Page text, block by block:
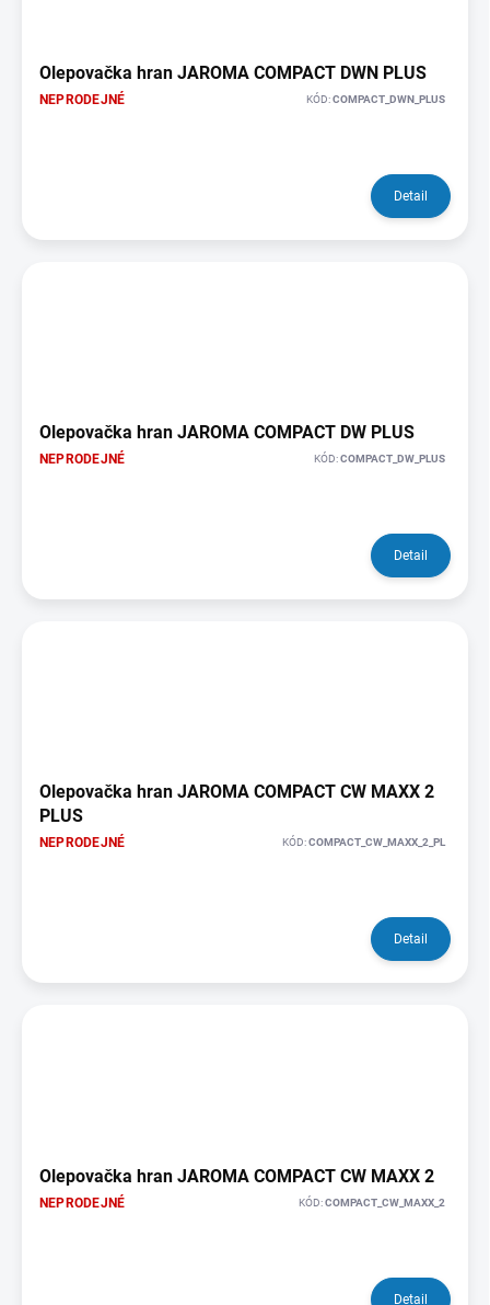
Olepovačka hran JAROMA COMPACT DWN PLUS
NEPRODEJNÉ KÓD:COMPACT_DWN_PLUS
Detail
Olepovačka hran JAROMA COMPACT DW PLUS
NEPRODEJNÉ KÓD:COMPACT_DW_PLUS
Detail
Olepovačka hran JAROMA COMPACT CW MAXX 2
PLUS
NEPRODEJNÉ KÓD:COMPACT_CW_MAXX_2_PL
Detail
Olepovačka hran JAROMA COMPACT CW MAXX 2
NEPRODEJNÉ KÓD:COMPACT_CW_MAXX_2
Detail